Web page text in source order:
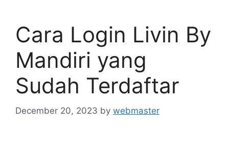
Cara Login Livin By
Mandiri yang
Sudah Terdaftar
December 20, 2023 by webmaster